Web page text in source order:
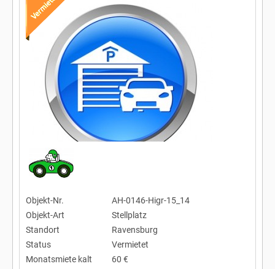
Objekt-Nr.
AH-0146-Higr-15_14
Objekt-Art
Stellplatz
Standort
Ravensburg
Status
Vermietet
Monatsmiete kalt
60 €